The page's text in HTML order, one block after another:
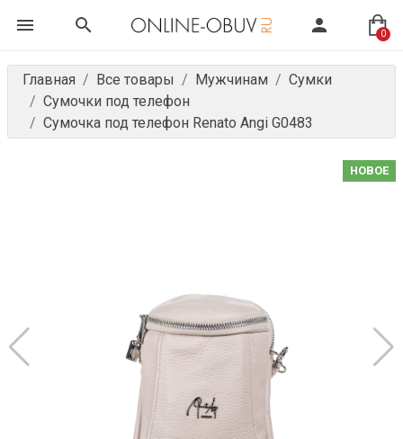
0
Главная Все товары Мужчинам
Сумки
Сумочки под телефон
Сумочка под телефон Renato Angi G0483
НОВОЕ